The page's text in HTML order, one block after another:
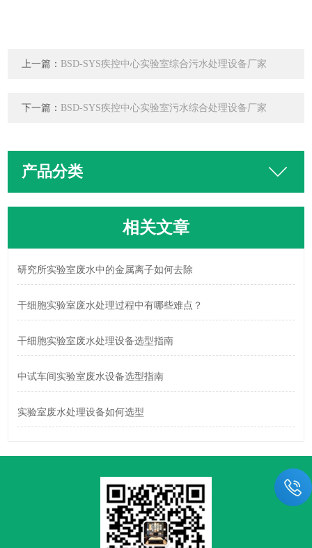
上一篇： BSD-SYS疾控中心实验室综合污水处理设备厂家
下一篇： BSD-SYS疾控中心实验室污水综合处理设备厂家
产品分类
相关文章
研究所实验室废水中的金属离子如何去除
干细胞实验室废水处理过程中有哪些难点？
干细胞实验室废水处理设备选型指南
中试车间实验室废水设备选型指南
实验室废水处理设备如何选型